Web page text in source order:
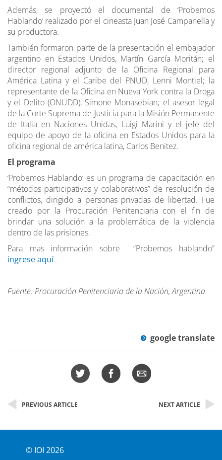
Además, se proyectó el documental de ‘Probemos
Hablando’ realizado por el cineasta Juan José Campanella y
su productora.
También formaron parte de la presentación el embajador
argentino en Estados Unidos, Martín García Moritán; el
director regional adjunto de la Oficina Regional para
América Latina y el Caribe del PNUD, Lenni Montiel; la
representante de la Oficina en Nueva York contra la Droga
y el Delito (ONUDD), Simone Monasebian; el asesor legal
de la Corte Suprema de Justicia para la Misión Permanente
de Italia en Naciones Unidas, Luigi Marini y el jefe del
equipo de apoyo de la oficina en Estados Unidos para la
oficina regional de américa latina, Carlos Benitez.
El programa
‘Probemos Hablando’ es un programa de capacitación en
“métodos participativos y colaborativos” de resolución de
conflictos, dirigido a personas privadas de libertad. Fue
creado por la Procuración Penitenciaria con el fin de
brindar una solución a la problemática de la violencia
dentro de las prisiones.
Para mas información sobre “Probemos hablando”
ingrese aquí.
Fuente: Procuración Penitenciaria de la Nación, Argentina
google translate
PREVIOUS ARTICLE NEXT ARTICLE
© IOI 2026